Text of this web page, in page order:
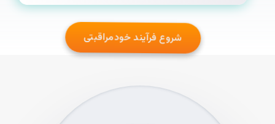
شروع فرآیند خودمراقبتی